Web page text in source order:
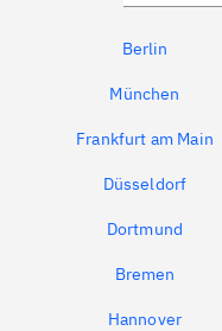
Berlin
München
Frankfurt am Main
Düsseldorf
Dortmund
Bremen
Hannover